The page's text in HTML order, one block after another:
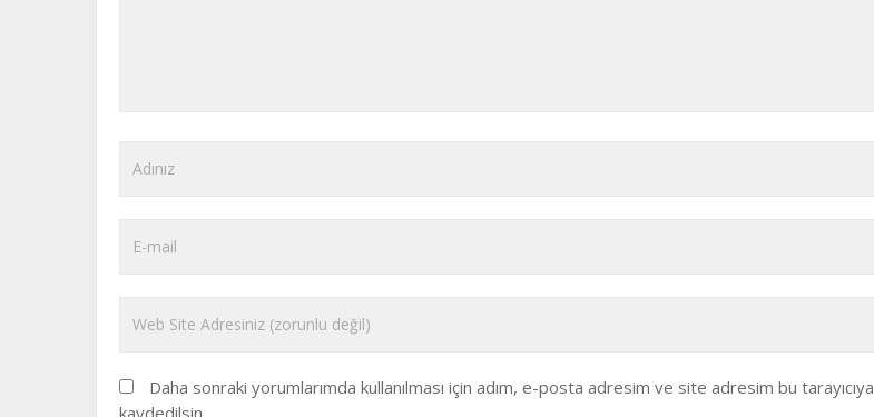
Daha sonraki yorumlarımda kullanılması için adım, e-posta adresim ve site adresim bu tarayıcıya
kaydedilsin.